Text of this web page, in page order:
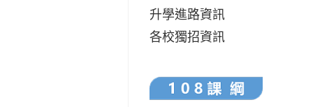
升學進路資訊
各校獨招資訊